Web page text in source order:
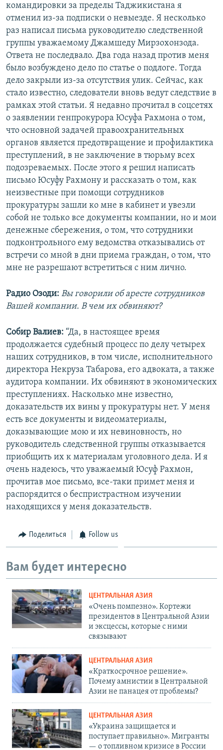
командировки за пределы Таджикистана я
отменил из-за подписки о невыезде. Я несколько
раз написал письма руководителю следственной
группы уважаемому Джамшеду Мирзохонзода.
Ответа не последвало. Два года назад против меня
было возбуждено дело по статье о подлоге. Тогда
дело закрыли из-за отсутствия улик. Сейчас, как
стало известно, следователи вновь ведут следствие в
рамках этой статьи. Я недавно прочитал в соцсетях
о заявлении генпрокурора Юсуфа Рахмона о том,
что основной задачей правоохранительных
органов является предотвращение и профилактика
преступлений, в не заключение в тюрьму всех
подозреваемых. После этого я решил написать
письмо Юсуфу Рахмону и рассказать о том, как
неизвестные при помощи сотрудников
прокуратуры зашли ко мне в кабинет и увезли
собой не только все документы компании, но и мои
денежные сбережения, о том, что сотрудники
подконтрольного ему ведомства отказывались от
встречи со мной в дни приема граждан, о том, что
мне не разрешают встретиться с ним лично.
Радио Озоди: Вы говорили об аресте сотрудников
Вашей компании. В чем их обвиняют?
Собир Валиев: “Да, в настоящее время
продолжается судебный процесс по делу четырех
наших сотрудников, в том числе, исполнительного
директора Некруза Табарова, его адвоката, а также
аудитора компании. Их обвиняют в экономических
преступлениях. Насколько мне известно,
доказательств их вины у прокуратуры нет. У меня
есть все документы и видеоматериалы,
доказывающие мою и их невиновность, но
руководитель следственной группы отказывается
приобщить их к материалам уголовного дела. И я
очень надеюсь, что уважаемый Юсуф Рахмон,
прочитав мое письмо, все-таки примет меня и
распорядится о беспристрастном изучении
находящихся у меня доказательств.
Поделиться Follow us
Вам будет интересно
ЦЕНТРАЛЬНАЯ АЗИЯ
«Очень помпезно». Кортежи
президентов в Центральной Азии
и эксцессы, которые с ними
связывают
ЦЕНТРАЛЬНАЯ АЗИЯ
«Краткосрочное решение».
Почему амнистии в Центральной
Азии не панацея от проблемы?
ЦЕНТРАЛЬНАЯ АЗИЯ
«Украина защищается и
поступает правильно». Мигранты
— о топливном кризисе в России